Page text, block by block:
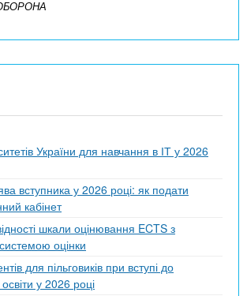
України для навчання в ІТ у 2026
вступника у 2026 році: як подати
кабінет
шкали оцінювання ECTS з
оцінки
для пільговиків при вступі до
у 2026 році